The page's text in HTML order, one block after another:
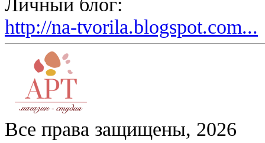
http://na-tvorila.blogspot.com...
Все права защищены, 2026